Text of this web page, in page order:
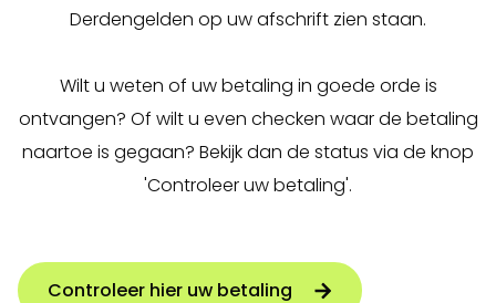
Derdengelden op uw afschrift zien staan.
Wilt u weten of uw betaling in goede orde is
ontvangen? Of wilt u even checken waar de betaling
naartoe is gegaan? Bekijk dan de status via de knop
'Controleer uw betaling'.
Controleer hier uw betaling